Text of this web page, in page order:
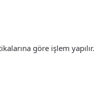
göre işlem yapılır.